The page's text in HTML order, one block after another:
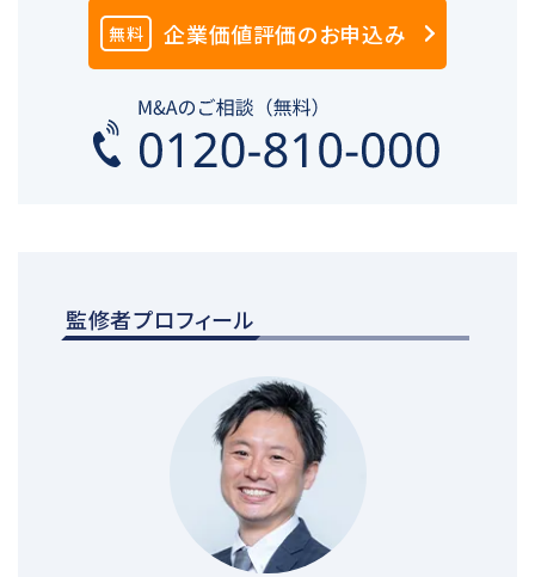
無料 企業価値評価のお申込み
監修者プロフィール